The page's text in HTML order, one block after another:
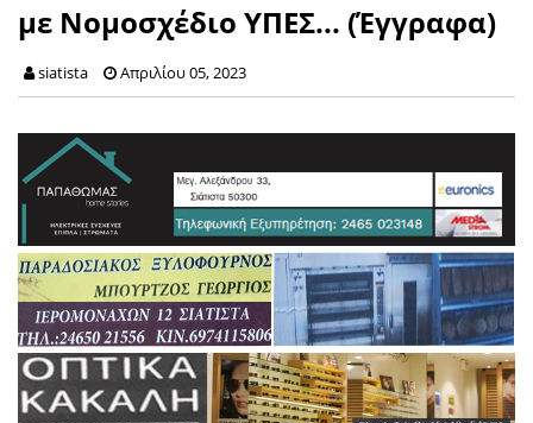
με Νομοσχέδιο ΥΠΕΣ... (Έγγραφα)
siatista Απριλίου 05, 2023